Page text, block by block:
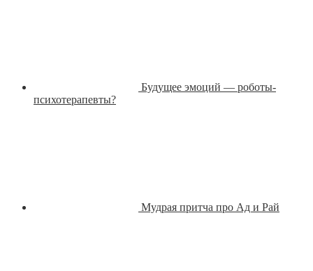
Будущее эмоций — роботы-
психотерапевты?
Мудрая притча про Ад и Рай